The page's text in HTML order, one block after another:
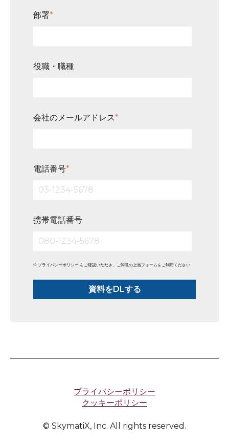
部署*
役職・職種
会社のメールアドレス*
電話番号*
携帯電話番号
※ プライバシーポリシー をご確認いただき、ご同意の上当フォームをご利用ください
プライバシーポリシー
クッキーポリシー
© SkymatiX, Inc. All rights reserved.